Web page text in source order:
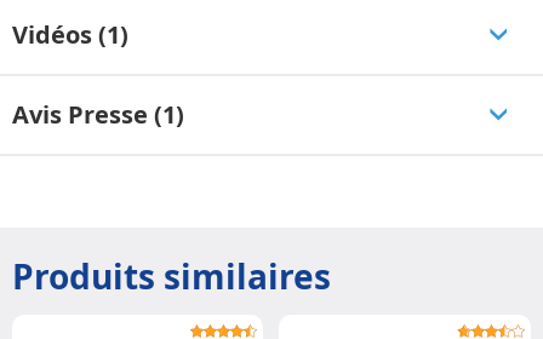
Vidéos (1)
Avis Presse (1)
Produits similaires